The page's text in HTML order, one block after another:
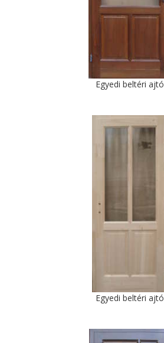
Egyedi beltéri ajtó
Egyedi beltéri ajtó